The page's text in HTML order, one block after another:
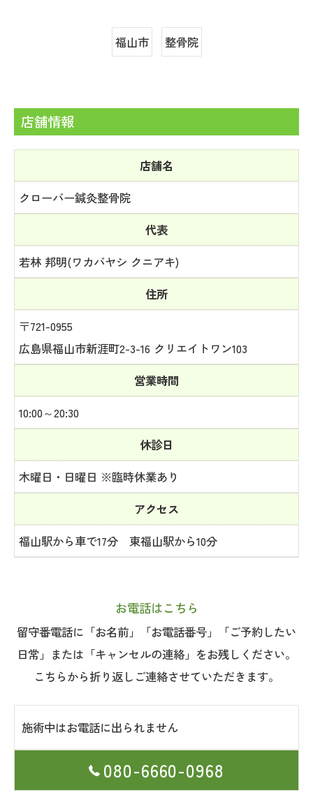
福山市 整骨院
店舗情報
店舗名
クローバー鍼灸整骨院
代表
若林 邦明(ワカバヤシ クニアキ)
住所
〒721-0955
広島県福山市新涯町2-3-16 クリエイトワン103
営業時間
10:00～20:30
休診日
木曜日・日曜日 ※臨時休業あり
アクセス
福山駅から車で17分 東福山駅から10分
お電話はこちら
留守番電話に「お名前」「お電話番号」「ご予約したい
日常」または「キャンセルの連絡」をお残しください。
こちらから折り返しご連絡させていただきます。
施術中はお電話に出られません
080-6660-0968